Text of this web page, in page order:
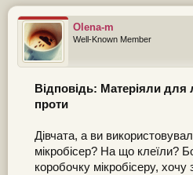
Olena-m
Well-Known Member
Відповідь: Матеріяли для
проти
Дівчата, а ви
мікробісер? На що клеїли?
коробочку мікробісеру,